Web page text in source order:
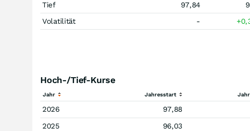
Tief
97,84
Volatilität
-
Hoch-/Tief-Kurse
Jahr Jahresstart
2026 97,88
2025
96,03